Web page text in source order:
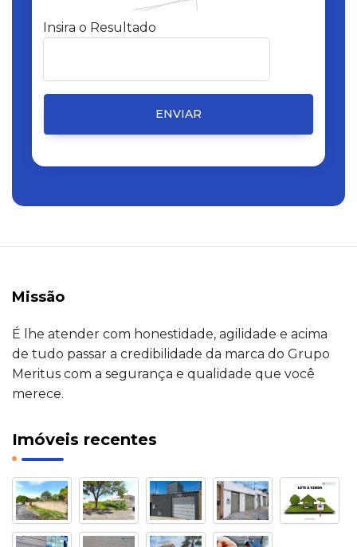
Insira o Resultado
ENVIAR
Missão
É lhe atender com honestidade, agilidade e acima
de tudo passar a credibilidade da marca do Grupo
Meritus com a segurança e qualidade que você
merece.
Imóveis recentes